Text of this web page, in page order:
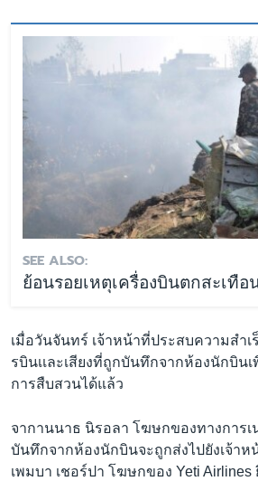
SEE ALSO:
ย้อนรอยเหตุเครื่องบินตกสะเทือ
เมื่อวันจันทร์ เจ้าหน้าที่ประสบความสำ
รบินเเละเสียงที่ถูกบันทึกจากห้องนักบิน
การสืบสวนได้แล้ว
จากานนาธ​ นิรอลา โฆษกของทางการ
บันทึกจากห้องนักบินจะถูกส่งไปยังเจ้า
เพมบา เชอร์ปา โฆษกของ Yeti Airlines